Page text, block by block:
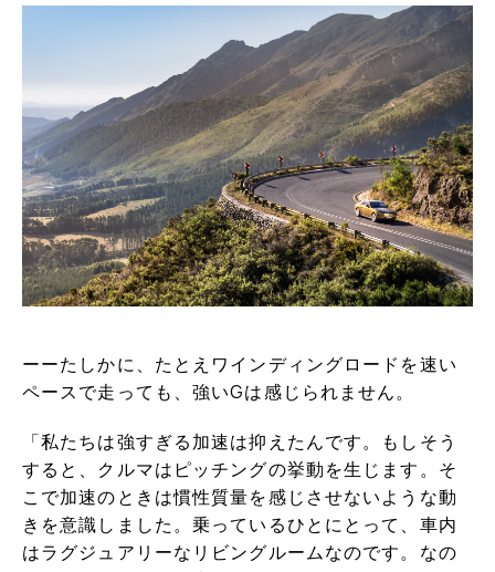
ーーたしかに、たとえワインディングロードを速い
ペースで走っても、強いGは感じられません。
「私たちは強すぎる加速は抑えたんです。もしそう
すると、クルマはピッチングの挙動を生じます。そ
こで加速のときは慣性質量を感じさせないような動
きを意識しました。乗っているひとにとって、車内
はラグジュアリーなリビングルームなのです。なの